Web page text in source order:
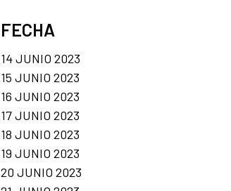
FECHA
14 JUNIO 2023
15 JUNIO 2023
16 JUNIO 2023
17 JUNIO 2023
18 JUNIO 2023
19 JUNIO 2023
20 JUNIO 2023